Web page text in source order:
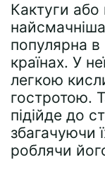
Кактуги або
популярна в
країнах. У
легкою
гостротою.
підійде до
збагачуючи
роблячи